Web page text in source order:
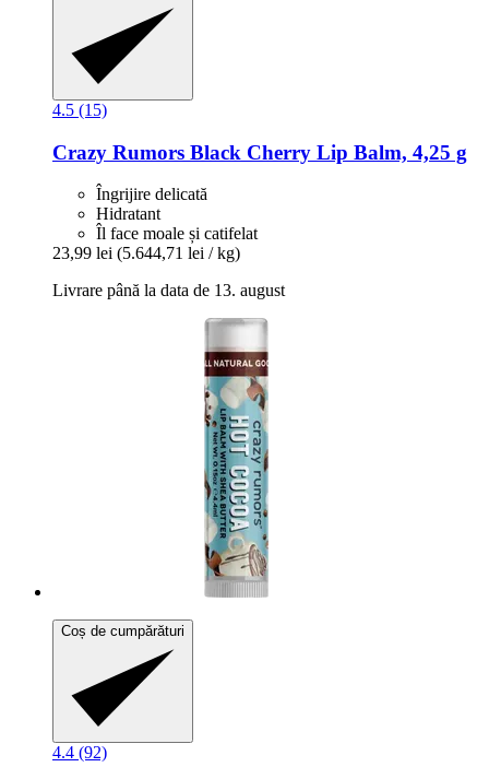
4.5 (15)
Crazy Rumors Black Cherry Lip Balm, 4,25 g
Îngrijire delicată
Hidratant
Îl face moale și catifelat
23,99 lei (5.644,71 lei / kg)
Livrare până la data de 13. august
Coș de cumpărături
4.4 (92)